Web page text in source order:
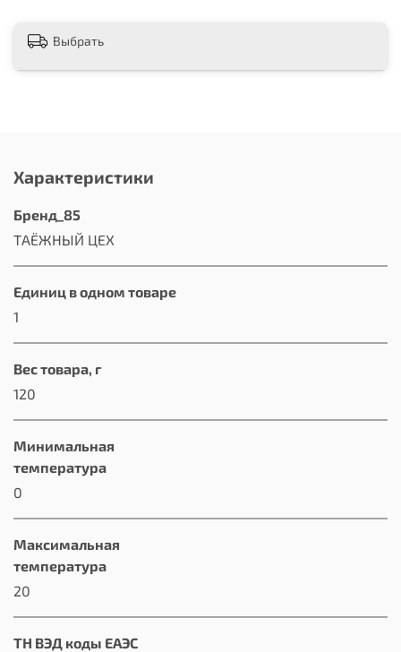
Выбрать
Характеристики
Бренд_85
ТАЁЖНЫЙ ЦЕХ
Единиц в одном товаре
1
Вес товара, г
120
Минимальная
температура
0
Максимальная
температура
20
ТН ВЭД коды ЕАЭС